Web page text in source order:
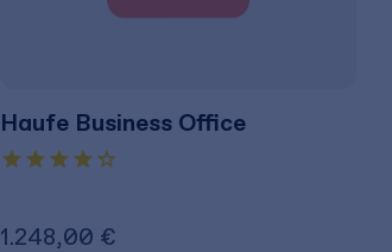
Haufe Business Office
1.248,00 €